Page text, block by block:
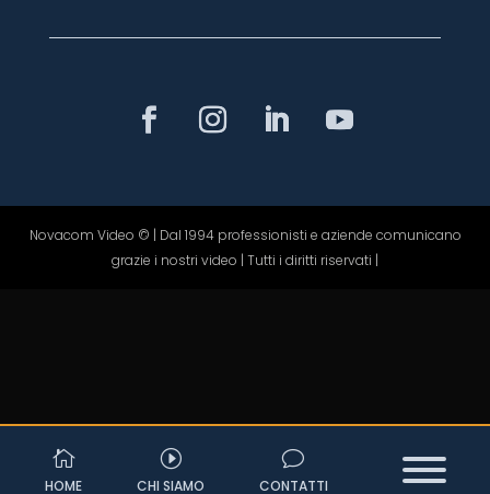

HOME
I
CHI SIAMO
v
CONTATTI
Novacom Video © | Dal 1994 professionisti e aziende comunicano
grazie i nostri video | Tutti i diritti riservati |‬
Le tue preferenze relative alla privacy